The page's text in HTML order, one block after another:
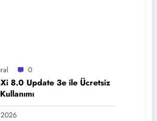
0
8.0 Update 3e ile Ücretsiz